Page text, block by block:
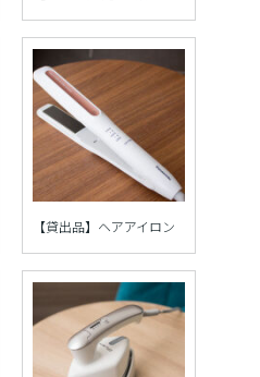
【貸出品】ヘアアイロン